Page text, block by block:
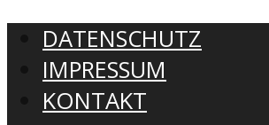
DATENSCHUTZ
IMPRESSUM
KONTAKT